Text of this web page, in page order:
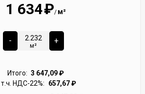
1 634₽/ м²
-
м²
+
Итого: 3 647,09₽
т.ч. НДС-22%:
657,67₽